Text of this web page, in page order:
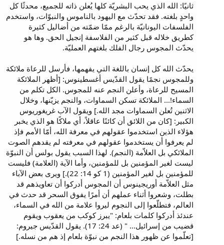
ثانيًا: الله الذي يحب البشريّة كلها يُعلن ذاته للجميع، محدثًا كل
واحدٍ بلغته. فقد تحدّث مع اليهود بالناموس والنبوّات، واستخدم
الفلسفات اليونانيّة بالرغم ممّا ضمّته من أضاليل كثيرة
كطريق خلاله قبل كثير من الفلاسفة إنجيل الحق. وها هو
يحدّث المجوس رجال الفلك بلغتهم العمليّة.
يحدّث الله كل إنسان باللغة التي يفهمها، فأرسل للرعاة ملائكة
وللمجوس نجمًا يقول القدّيس أغسطينوس: [أظهر الملائكة
المسيح للرعاة، وأعلن النجم عنه للمجوس. الكل تكلم من
السماء!... الملائكة تسكن السماوات، والنجم يزيّنها، وخلال
الاثنين تُعلن السماوات مجد الله.] ويقول الآب غريغوريوس
الكبير: [كان من اللائق أن كائنًا عاقلاً، أي ملاكًا هو الذي يخبر
هؤلاء الذين استخدموا عقولهم في معرفة الله، أمّا الأمم فإذ
لم يعرفوا أن يستخدموا عقولهم في معرفته لم يقدهم الصوت
الملائكي بل العلاّمة (النجم). لهذا السبب يقول بولس أن النبوّة
ليست لغير المؤمنين بل للمؤمنين، وأما الآية (العلامة) فليست
للمؤمنين بل لغير المؤمنين (1 كو 14: 22).] ويرى بعض الآباء
مثل العلاّمة أوريجينوس أن المجوس أدركوا أن تعاويذهم قد
بطلت، وشعروا أثناء عملهم أن أمرًا يفوق السحر قد حدث في
العالم، فتطلّعوا إلى النجوم ليروا علامة من الله في السماء،
عندئذ أدركوا كلمات بلعام: "يبرز كوكب من يعقوب ويقوم
قضيب من إسرائيل... " (عد 24: 17). يقول القدّيس جيروم:
[تعلّموا عن ظهور هذا النجم من نبوّة بلعام إذ هم من نسله.]